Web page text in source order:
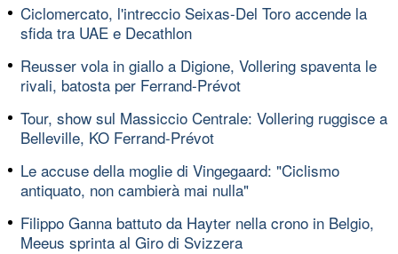
Ciclomercato, l'intreccio Seixas-Del Toro accende la
sfida tra UAE e Decathlon
Reusser vola in giallo a Digione, Vollering spaventa le
rivali, batosta per Ferrand-Prévot
Tour, show sul Massiccio Centrale: Vollering ruggisce a
Belleville, KO Ferrand-Prévot
Le accuse della moglie di Vingegaard: "Ciclismo
antiquato, non cambierà mai nulla"
Filippo Ganna battuto da Hayter nella crono in Belgio,
Meeus sprinta al Giro di Svizzera